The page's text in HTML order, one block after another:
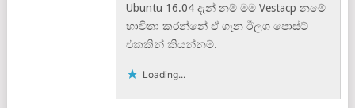
Ubuntu 16.04 දැන් නම් මම Vestacp නමේ
භාවිතා කරන්නේ ඒ ගැන ඊලග පොස්ට්
එකකින් කියන්නම්.
Loading...